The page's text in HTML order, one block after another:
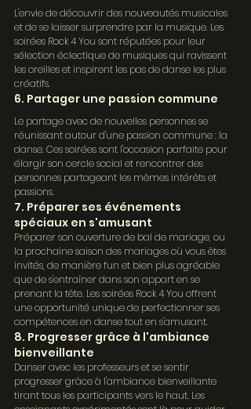
L'envie de découvrir des nouveautés musicales
et de se laisser surprendre par la musique. Les
soirées Rock 4 You sont réputées pour leur
sélection éclectique de musiques qui ravissent
les oreilles et inspirent les pas de danse les plus
créatifs.
6. Partager une passion commune
Le partage avec de nouvelles personnes se
réunissant autour d'une passion commune : la
danse. Ces soirées sont l'occasion parfaite pour
élargir son cercle social et rencontrer des
personnes partageant les mêmes intérêts et
passions.
7. Préparer ses événements
spéciaux en s'amusant
Préparer son ouverture de bal de mariage, ou
la prochaine saison des mariages où vous êtes
invités, de manière fun et bien plus agréable
que de s'entraîner dans son appart en se
prenant la tête. Les soirées Rock 4 You offrent
une opportunité unique de perfectionner ses
compétences en danse tout en s'amusant.
8. Progresser grâce à l'ambiance
bienveillante
Danser avec les professeurs et se sentir
progresser grâce à l'ambiance bienveillante
tirant tous les participants vers le haut. Les